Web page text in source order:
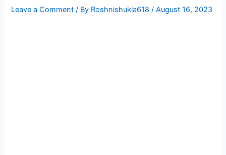
Leave a Comment / By Roshnishukla618/August 16, 2023